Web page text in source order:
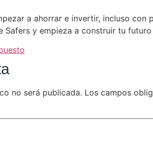
a ahorrar e invertir, incluso
Safers y empieza a construir tu futuro
no será publicada. Los campos